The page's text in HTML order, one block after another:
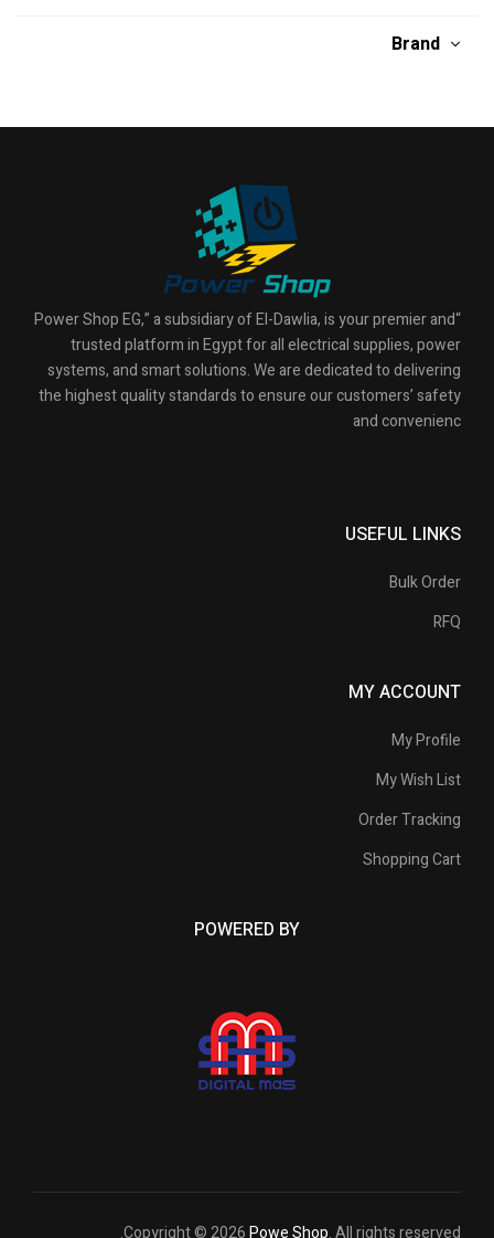
Brand
“Power Shop EG,” a subsidiary of El-Dawlia, is your premier and
trusted platform in Egypt for all electrical supplies, power
systems, and smart solutions. We are dedicated to delivering
the highest quality standards to ensure our customers’ safety
and convenienc
USEFUL LINKS
Bulk Order
RFQ
MY ACCOUNT
My Profile
My Wish List
Order Tracking
Shopping Cart
POWERED BY